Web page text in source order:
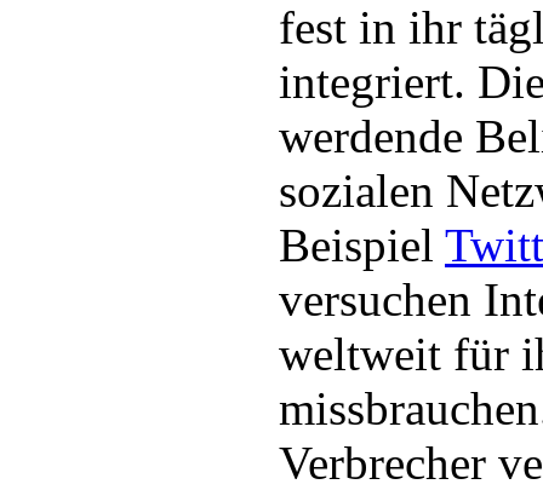
fest in ihr
integriert.
werdende
sozialen
Beispiel
versuchen
weltweit für
Verbrecher